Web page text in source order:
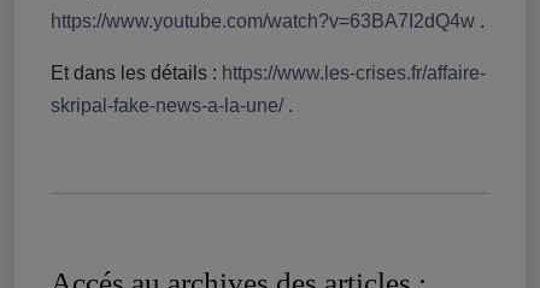
https://www.youtube.com/watch?v=63BA7I2dQ4w .
Et dans les détails : https://www.les-crises.fr/affaire-
skripal-fake-news-a-la-une/.